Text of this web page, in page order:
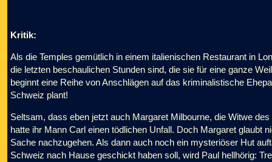
Kritik:
Als die Temples gemütlich in einem italienischen Restaurant in
die letzten beschaulichen Stunden sind, die sie für eine ganze
beginnt eine Reihe von Anschlägen auf das kriminalistische
Schweiz plant!
Seltsam, dass eben jetzt auch Margaret Milbourne, die Witwe
hatte ihr Mann Carl einen tödlichen Unfall. Doch Margaret glaubt
Sache nachzugehen. Als dann auch noch ein mysteriöser Hut
Schweiz nach Hause geschickt haben soll, wird Paul hellhörig: